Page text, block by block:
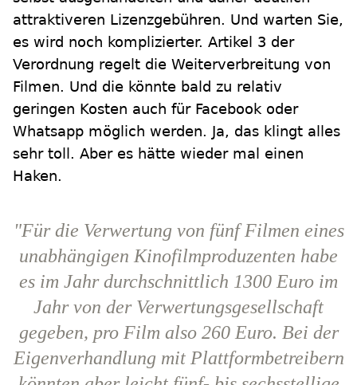
attraktiveren Lizenzgebühren. Und warten Sie,
es wird noch komplizierter. Artikel 3 der
Verordnung regelt die Weiterverbreitung von
Filmen. Und die könnte bald zu relativ
geringen Kosten auch für Facebook oder
Whatsapp möglich werden. Ja, das klingt alles
sehr toll. Aber es hätte wieder mal einen
Haken.
"Für die Verwertung von fünf Filmen eines
unabhängigen Kinofilmproduzenten habe
es im Jahr durchschnittlich 1300 Euro im
Jahr von der Verwertungsgesellschaft
gegeben, pro Film also 260 Euro. Bei der
Eigenverhandlung mit Plattformbetreibern